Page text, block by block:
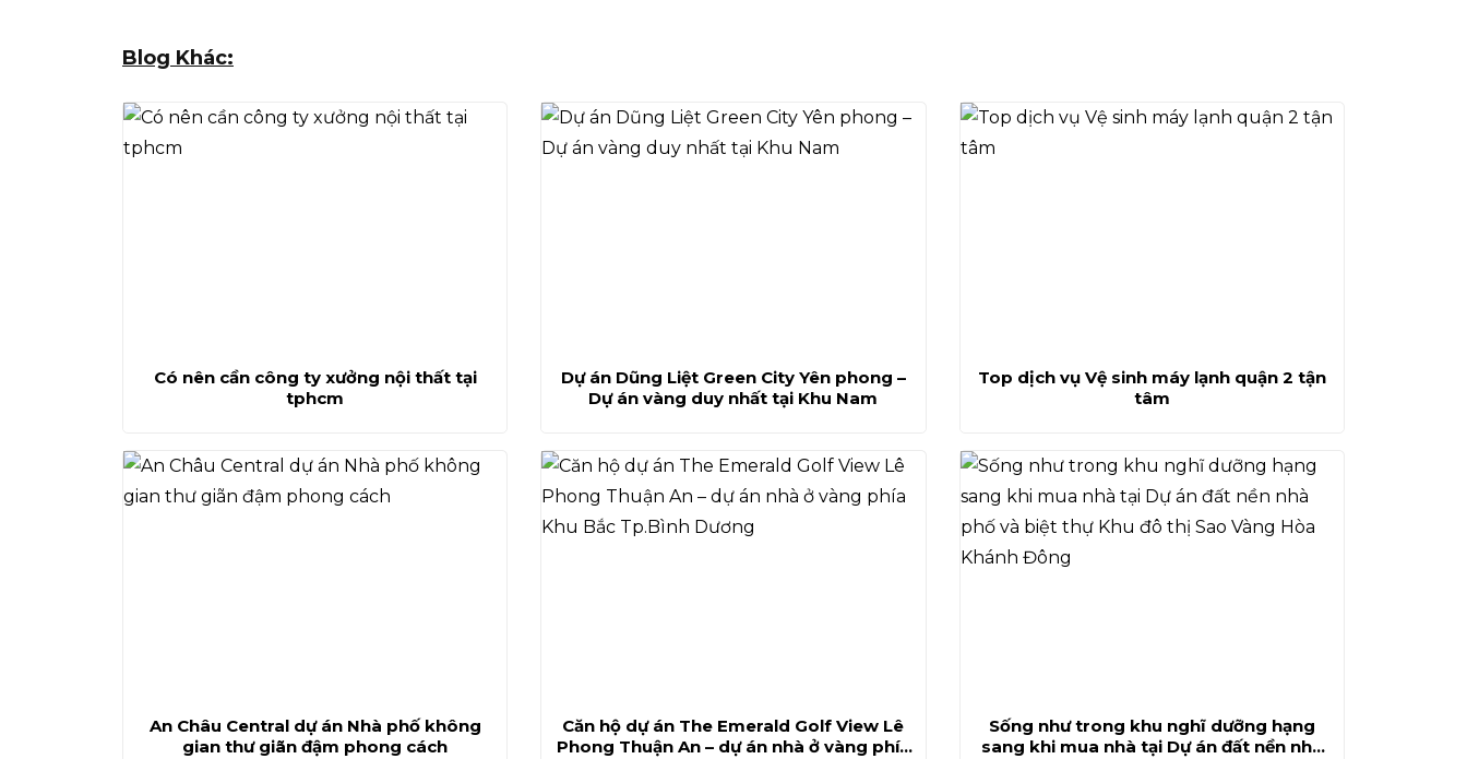
Blog Khác:
Có nên cần công ty xưởng nội thất tại
tphcm
Dự án Dũng Liệt Green City Yên phong –
Dự án vàng duy nhất tại Khu Nam
Top dịch vụ Vệ sinh máy lạnh quận 2 tận
tâm
An Châu Central dự án Nhà phố không
gian thư giãn đậm phong cách
Căn hộ dự án The Emerald Golf View Lê
Phong Thuận An – dự án nhà ở vàng phía
Sống như trong khu nghĩ dưỡng hạng
sang khi mua nhà tại Dự án đất nền nhà